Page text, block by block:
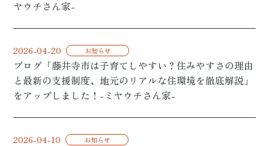
ヤウチさん家-
2026-04-20 お知らせ
ブログ「藤井寺市は子育てしやすい？住みやすさの理由
と最新の支援制度、地元のリアルな住環境を徹底解説」
をアップしました！-ミヤウチさん家-
2026-04-10 お知らせ